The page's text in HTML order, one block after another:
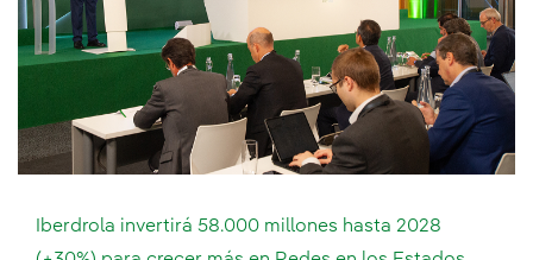
Iberdrola invertirá 58.000 millones hasta 2028